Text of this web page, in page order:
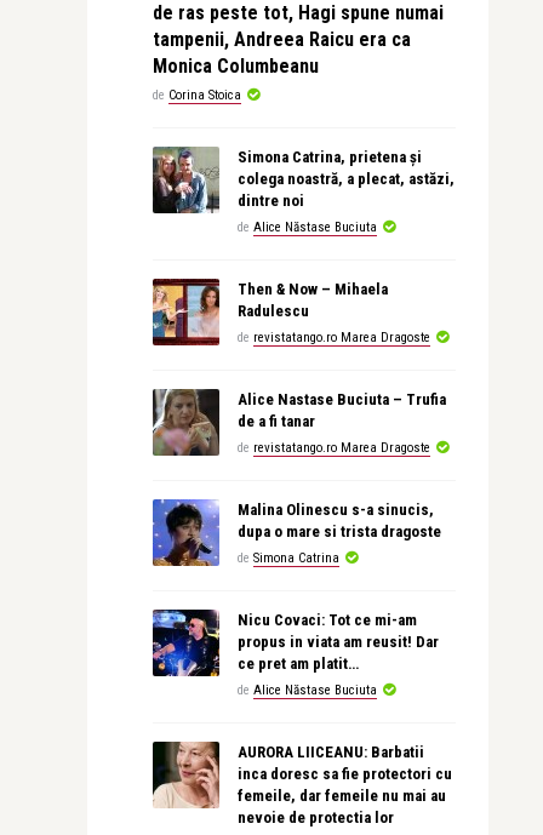
de ras peste tot, Hagi spune numai
tampenii, Andreea Raicu era ca
Monica Columbeanu
de Corina Stoica
Simona Catrina, prietena și
colega noastră, a plecat, astăzi,
dintre noi
de Alice Năstase Buciuta
Then & Now – Mihaela
Radulescu
de revistatango.ro Marea Dragoste
Alice Nastase Buciuta – Trufia
de a fi tanar
de revistatango.ro Marea Dragoste
Malina Olinescu s-a sinucis,
dupa o mare si trista dragoste
de Simona Catrina
Nicu Covaci: Tot ce mi-am
propus in viata am reusit! Dar
ce pret am platit…
de Alice Năstase Buciuta
AURORA LIICEANU: Barbatii
inca doresc sa fie protectori cu
femeile, dar femeile nu mai au
nevoie de protectia lor